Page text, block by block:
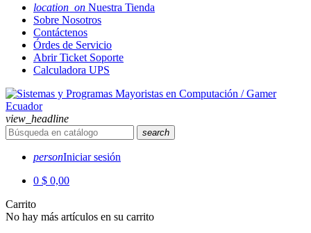
location_on Nuestra Tienda
Sobre Nosotros
Contáctenos
Órdes de Servicio
Abrir Ticket Soporte
Calculadora UPS
view_headline
search
personIniciar sesión
0 $ 0,00
Carrito
No hay más artículos en su carrito